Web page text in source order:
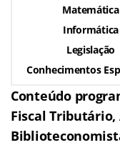
Matemática
Informática
Legislação
Conhecimentos
Conteúdo
Fiscal